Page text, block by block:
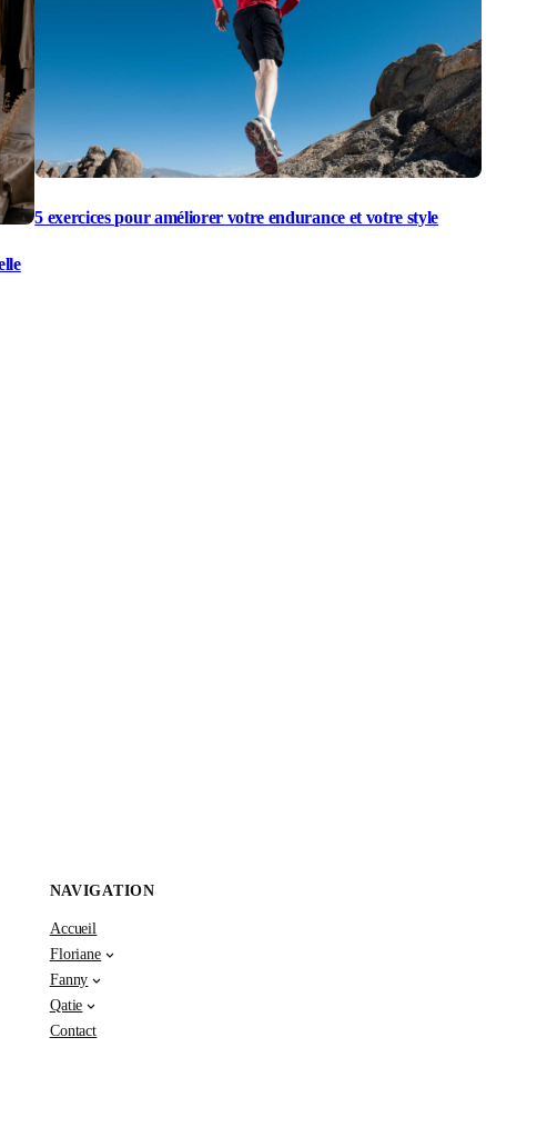
5 exercices pour améliorer votre endurance et votre style
NAVIGATION
Accueil
Floriane
Fanny
Qatie
Contact